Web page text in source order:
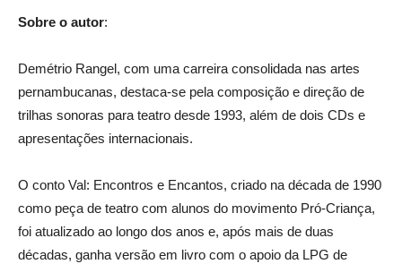
Sobre o autor:
Demétrio Rangel, com uma carreira consolidada nas artes
pernambucanas, destaca-se pela composição e direção de
trilhas sonoras para teatro desde 1993, além de dois CDs e
apresentações internacionais.
O conto Val: Encontros e Encantos, criado na década de 1990
como peça de teatro com alunos do movimento Pró-Criança,
foi atualizado ao longo dos anos e, após mais de duas
décadas, ganha versão em livro com o apoio da LPG de